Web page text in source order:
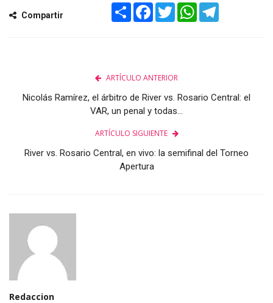
Compartir
Share Facebook
TwitterWhatsApp
ARTÍCULO ANTERIOR
Nicolás Ramírez, el árbitro de River vs. Rosario Central: el
VAR, un penal y todas...
ARTÍCULO SIGUIENTE
River vs. Rosario Central, en vivo: la semifinal del Torneo
Apertura
Redaccion